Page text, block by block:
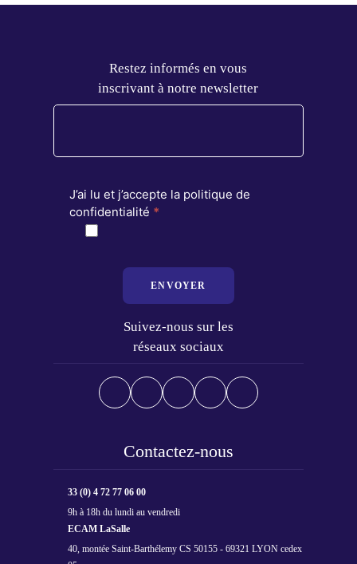
Restez informés en vous
inscrivant à notre newsletter
J’ai lu et j’accepte la politique de
confidentialité *
ENVOYER
Suivez-nous sur les
réseaux sociaux
Contactez-nous
33 (0) 4 72 77 06 00
9h à 18h du lundi au vendredi
ECAM LaSalle
40, montée Saint-Barthélemy CS 50155 - 69321 LYON cedex